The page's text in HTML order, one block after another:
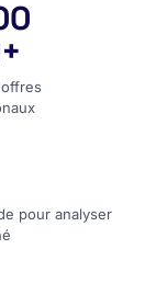
pour analyser
pour analyser